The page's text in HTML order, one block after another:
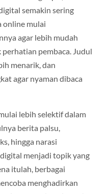
semakin sering
online mulai
agar lebih mudah
pembaca. Judul
menarik, dan
agar nyaman dibaca
lebih selektif dalam
berita palsu,
hingga narasi
menjadi topik yang
itulah, berbagai
menghadirkan